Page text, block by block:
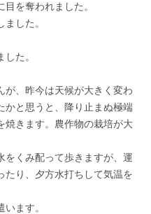
を奪われました。
した。
た。
が、昨今は天候が大きく変わ
かと思うと、降り止まぬ極端
焼きます。農作物の栽培が大
をくみ配って歩きますが、運
たり、夕方水打ちして気温を
ます。